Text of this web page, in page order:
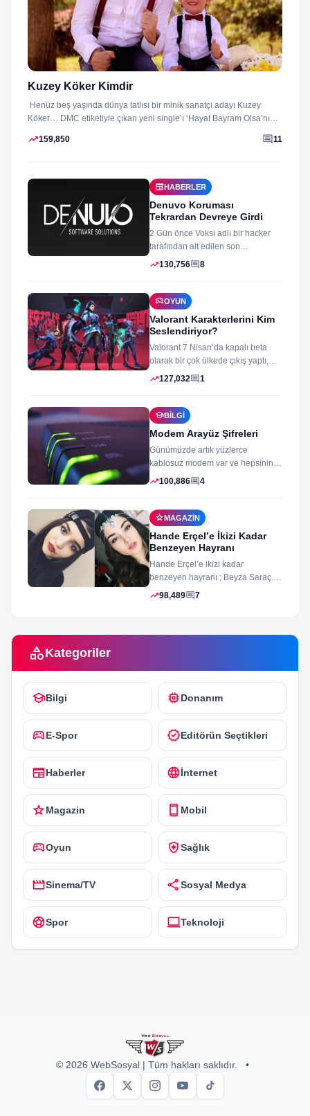
Kuzey Köker Kimdir
Henüz beş yaşında dünya tatlısı bir minik sanatçı adayı Kuzey
Köker… DMC etiketiyle çıkan yeni single’ı ‘Hayat Bayram Olsa’nın
trending_up159,850 comment11
newspaperHABERLER
Denuvo Koruması
Tekrardan Devreye Girdi
2 Gün önce Voksi adlı bir hacker
tarafından alt edilen son
dönemlerin yıkılmaz korsan
trending_up130,756comment8
sports_esportsOYUN
Valorant Karakterlerini Kim
Seslendiriyor?
Valorant 7 Nisan’da kapalı beta
olarak bir çok ülkede çıkış yaptı,
oyun izleyenler ve oynayanlar...
trending_up127,032comment1
schoolBILGI
Modem Arayüz Şifreleri
Günümüzde artık yüzlerce
kablosuz modem var ve hepsinin
arayüz şifleri ve arayüzü farklı
trending_up100,886comment4
starMAGAZIN
Hande Erçel’e İkizi Kadar
Benzeyen Hayranı
Hande Erçel’e ikizi kadar
benzeyen hayranı ; Beyza Saraç.
Son zamanlarda Hande Erçel’e
trending_up98,489comment7
categoryKategoriler
schoolBilgi memoryDonanım
sports_esportsE-Spor verifiedEditörün Seçtikleri
newspaperHaberler languageİnternet
starMagazin smartphone Mobil
sports_esportsOyun health_and_safetySağlık
movieSinema/TV shareSosyal Medya
sports_soccerSpor computerTeknoloji
© 2026 WebSosyal | Tüm hakları saklıdır. •